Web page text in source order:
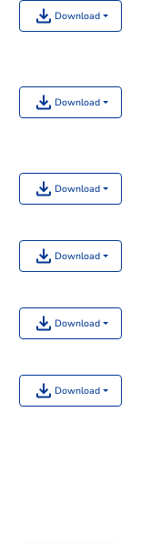
Download
Download
Download
Download
Download
Download